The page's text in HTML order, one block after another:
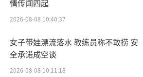
情传闻四起
2026-08-08 10:40:37
女子带娃漂流落水 教练员称不敢捞 安
全承诺成空谈
2026-08-08 10:11:18